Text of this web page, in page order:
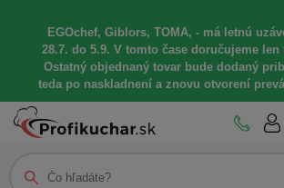
EGOchef, Giblors, TOMA, - má letnú
28.7. do 5.9. V tomto čase doručujeme len
Ostatný objednaný tovar bude dodaný
teda po naskladnení a znovu otvorení